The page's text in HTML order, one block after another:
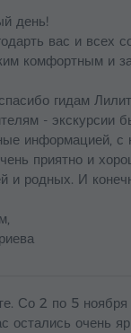
день!
вас и всех
комфортным и
гидам
- экскурсии
информацией,
приятно и
и родных. И
Со 2 по 5
остались очень